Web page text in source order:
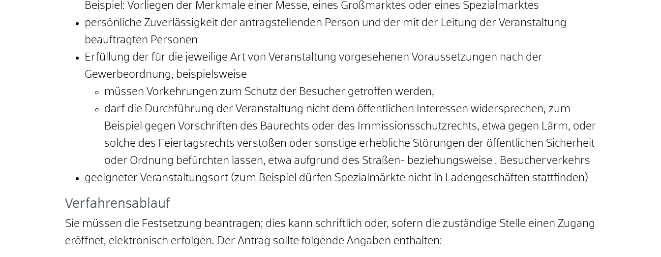
Beispiel: Vorliegen der Merkmale einer Messe, eines Großmarktes oder eines Spezialmarktes
persönliche Zuverlässigkeit der antragstellenden Person und der mit der Leitung der Veranstaltung
beauftragten Personen
Erfüllung der für die jeweilige Art von Veranstaltung vorgesehenen Voraussetzungen nach der
Gewerbeordnung, beispielsweise
müssen Vorkehrungen zum Schutz der Besucher getroffen werden,
darf die Durchführung der Veranstaltung nicht dem öffentlichen Interessen widersprechen, zum
Beispiel gegen Vorschriften des Baurechts oder des Immissionsschutzrechts, etwa gegen Lärm, oder
solche des Feiertagsrechts verstoßen oder sonstige erhebliche Störungen der öffentlichen Sicherheit
oder Ordnung befürchten lassen, etwa aufgrund des Straßen- beziehungsweise . Besucherverkehrs
geeigneter Veranstaltungsort (zum Beispiel dürfen Spezialmärkte nicht in Ladengeschäften stattfinden)
Verfahrensablauf
Sie müssen die Festsetzung beantragen; dies kann schriftlich oder, sofern die zuständige Stelle einen Zugang
eröffnet, elektronisch erfolgen. Der Antrag sollte folgende Angaben enthalten: